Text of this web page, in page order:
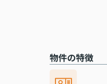
物件の特徴